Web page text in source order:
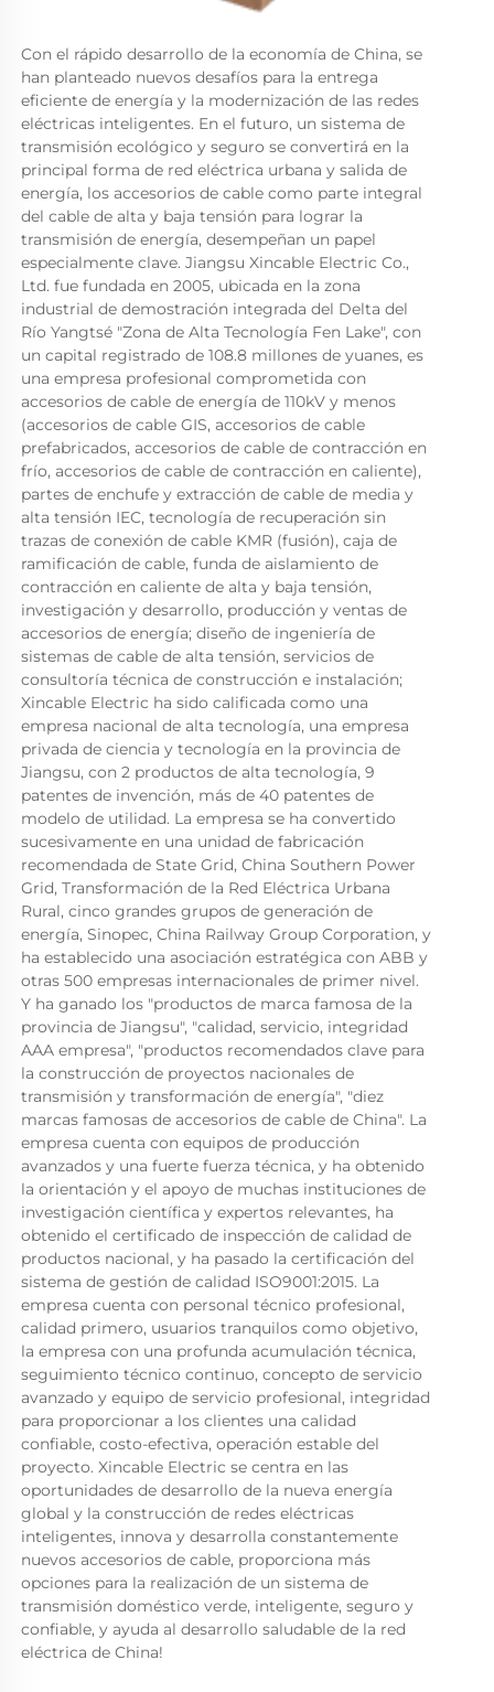
Con el rápido desarrollo de la economía de China, se
han planteado nuevos desafíos para la entrega
eficiente de energía y la modernización de las redes
eléctricas inteligentes. En el futuro, un sistema de
transmisión ecológico y seguro se convertirá en la
principal forma de red eléctrica urbana y salida de
energía, los accesorios de cable como parte integral
del cable de alta y baja tensión para lograr la
transmisión de energía, desempeñan un papel
especialmente clave. Jiangsu Xincable Electric Co.,
Ltd. fue fundada en 2005, ubicada en la zona
industrial de demostración integrada del Delta del
Río Yangtsé "Zona de Alta Tecnología Fen Lake", con
un capital registrado de 108.8 millones de yuanes, es
una empresa profesional comprometida con
accesorios de cable de energía de 110kV y menos
(accesorios de cable GIS, accesorios de cable
prefabricados, accesorios de cable de contracción en
frío, accesorios de cable de contracción en caliente),
partes de enchufe y extracción de cable de media y
alta tensión IEC, tecnología de recuperación sin
trazas de conexión de cable KMR (fusión), caja de
ramificación de cable, funda de aislamiento de
contracción en caliente de alta y baja tensión,
investigación y desarrollo, producción y ventas de
accesorios de energía; diseño de ingeniería de
sistemas de cable de alta tensión, servicios de
consultoría técnica de construcción e instalación;
Xincable Electric ha sido calificada como una
empresa nacional de alta tecnología, una empresa
privada de ciencia y tecnología en la provincia de
Jiangsu, con 2 productos de alta tecnología, 9
patentes de invención, más de 40 patentes de
modelo de utilidad. La empresa se ha convertido
sucesivamente en una unidad de fabricación
recomendada de State Grid, China Southern Power
Grid, Transformación de la Red Eléctrica Urbana
Rural, cinco grandes grupos de generación de
energía, Sinopec, China Railway Group Corporation, y
ha establecido una asociación estratégica con ABB y
otras 500 empresas internacionales de primer nivel.
Y ha ganado los "productos de marca famosa de la
provincia de Jiangsu", "calidad, servicio, integridad
AAA empresa", "productos recomendados clave para
la construcción de proyectos nacionales de
transmisión y transformación de energía", "diez
marcas famosas de accesorios de cable de China". La
empresa cuenta con equipos de producción
avanzados y una fuerte fuerza técnica, y ha obtenido
la orientación y el apoyo de muchas instituciones de
investigación científica y expertos relevantes, ha
obtenido el certificado de inspección de calidad de
productos nacional, y ha pasado la certificación del
sistema de gestión de calidad ISO9001:2015. La
empresa cuenta con personal técnico profesional,
calidad primero, usuarios tranquilos como objetivo,
la empresa con una profunda acumulación técnica,
seguimiento técnico continuo, concepto de servicio
avanzado y equipo de servicio profesional, integridad
para proporcionar a los clientes una calidad
confiable, costo-efectiva, operación estable del
proyecto. Xincable Electric se centra en las
oportunidades de desarrollo de la nueva energía
global y la construcción de redes eléctricas
inteligentes, innova y desarrolla constantemente
nuevos accesorios de cable, proporciona más
opciones para la realización de un sistema de
transmisión doméstico verde, inteligente, seguro y
confiable, y ayuda al desarrollo saludable de la red
eléctrica de China!